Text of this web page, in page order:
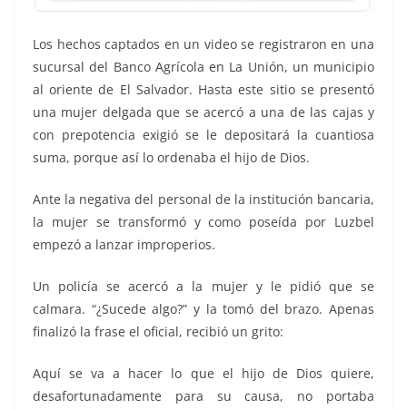
Los hechos captados en un video se registraron en una
sucursal del Banco Agrícola en La Unión, un municipio
al oriente de El Salvador. Hasta este sitio se presentó
una mujer delgada que se acercó a una de las cajas y
con prepotencia exigió se le depositará la cuantiosa
suma, porque así lo ordenaba el hijo de Dios.
Ante la negativa del personal de la institución bancaria,
la mujer se transformó y como poseída por Luzbel
empezó a lanzar improperios.
Un policía se acercó a la mujer y le pidió que se
calmara. “¿Sucede algo?” y la tomó del brazo. Apenas
finalizó la frase el oficial, recibió un grito:
Aquí se va a hacer lo que el hijo de Dios quiere,
desafortunadamente para su causa, no portaba